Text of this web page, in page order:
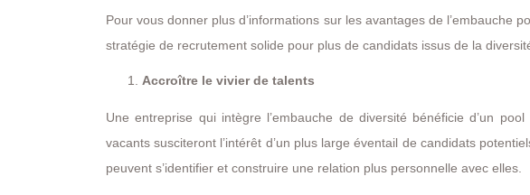
Pour vous donner plus d’informations sur les avantages de l’embauche
stratégie de recrutement solide pour plus de candidats issus de la
Accroître le vivier de talents
Une entreprise qui intègre l’embauche de diversité bénéficie d’un
vacants susciteront l’intérêt d’un plus large éventail de candidats
peuvent s’identifier et construire une relation plus personnelle avec elles.